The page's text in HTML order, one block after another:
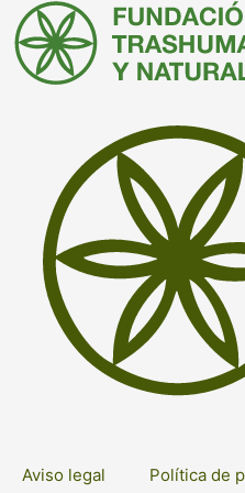
Aviso legal Política de